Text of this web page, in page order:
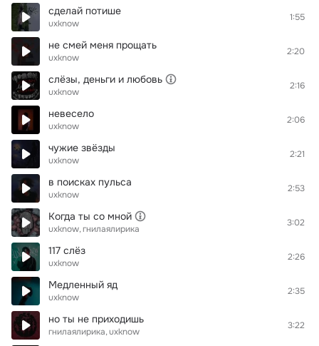
сделай потише
uxknow
1:55
не смей меня прощать
uxknow
2:20
слёзы, деньги и любовь
uxknow
2:16
невесело
uxknow
2:06
чужие звёзды
uxknow
2:21
в поисках пульса
uxknow
2:53
Когда ты со мной
uxknow гнилаялирика
3:02
117 слёз
uxknow
2:26
Медленный яд
uxknow
2:35
но ты не приходишь
гнилаялирика uxknow
3:22